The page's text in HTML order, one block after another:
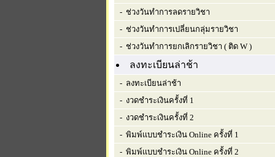
- ช่วงวันทำการลดรายวิชา
- ช่วงวันทำการเปลี่ยนกลุ่มรายวิชา
- ช่วงวันทำการยกเลิกรายวิชา ( ติด W )
ลงทะเบียนล่าช้า
- ลงทะเบียนล่าช้า
- งวดชำระเงินครั้งที่ 1
- งวดชำระเงินครั้งที่ 2
- พิมพ์แบบชำระเงิน Online ครั้งที่ 1
- พิมพ์แบบชำระเงิน Online ครั้งที่ 2